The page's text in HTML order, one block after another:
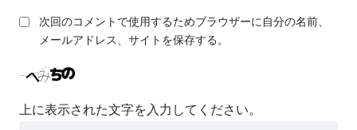
次回のコメントで使用するためブラウザーに自分の名前、
メールアドレス、サイトを保存する。
上に表示された文字を入力してください。